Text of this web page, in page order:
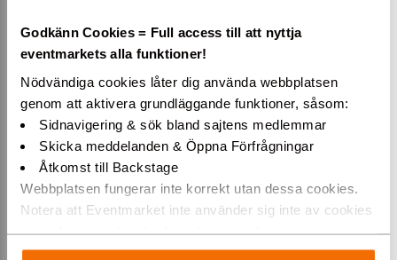
Godkänn Cookies = Full access till att nyttja
eventmarkets alla funktioner!
Nödvändiga cookies låter dig använda webbplatsen
genom att aktivera grundläggande funktioner, såsom:
Sidnavigering & sök bland sajtens medlemmar
Skicka meddelanden & Öppna Förfrågningar
Åtkomst till Backstage
Webbplatsen fungerar inte korrekt utan dessa cookies.
Notera att Eventmarket inte använder sig inte av cookies
som placeras ut av tredjepartsannonsörer.
Varmt välkommen till Eventmarket!
*För- & efternamn
Företag (alt. privat)
Telefon
*E-post